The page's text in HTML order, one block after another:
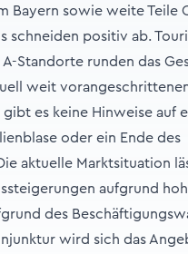
Bayern sowie weite Teile
schneiden positiv ab.
Standorte runden das
weit
gibt es keine Hinweise auf
oder ein Ende des
aktuelle Marktsituation
aufgrund
des
wird sich das